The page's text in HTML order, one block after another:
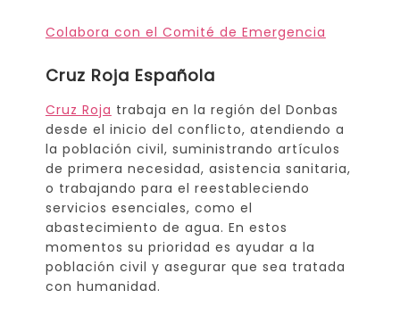
Colabora con el Comité de Emergencia
Cruz Roja Española
Cruz Roja trabaja en la región del Donbas
desde el inicio del conflicto, atendiendo a
la población civil, suministrando artículos
de primera necesidad, asistencia sanitaria,
o trabajando para el reestableciendo
servicios esenciales, como el
abastecimiento de agua. En estos
momentos su prioridad es ayudar a la
población civil y asegurar que sea tratada
con humanidad.